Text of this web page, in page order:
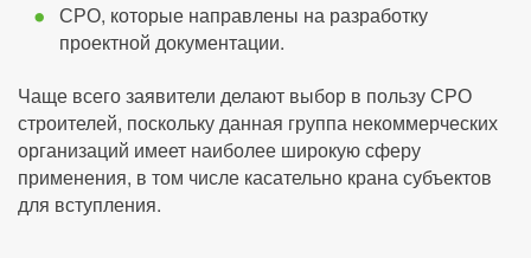
СРО, которые направлены на разработку
проектной документации.
Чаще всего заявители делают выбор в пользу СРО
строителей, поскольку данная группа некоммерческих
организаций имеет наиболее широкую сферу
применения, в том числе касательно крана субъектов
для вступления.